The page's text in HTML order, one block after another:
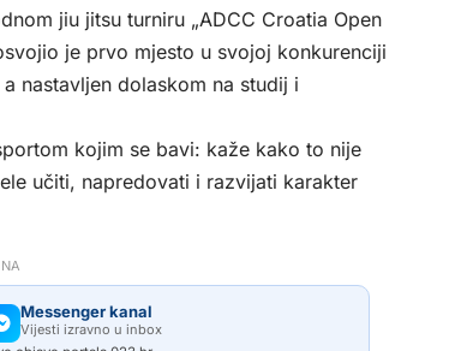
jiu jitsu turniru „ADCC Croatia Open
je prvo mjesto u svojoj konkurenciji
nastavljen dolaskom na studij i
kojim se bavi: kaže kako to nije
učiti, napredovati i razvijati karakter
Messenger kanal
Vijesti izravno u inbox